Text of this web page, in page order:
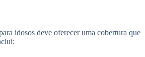
idosos deve oferecer uma cobertura que